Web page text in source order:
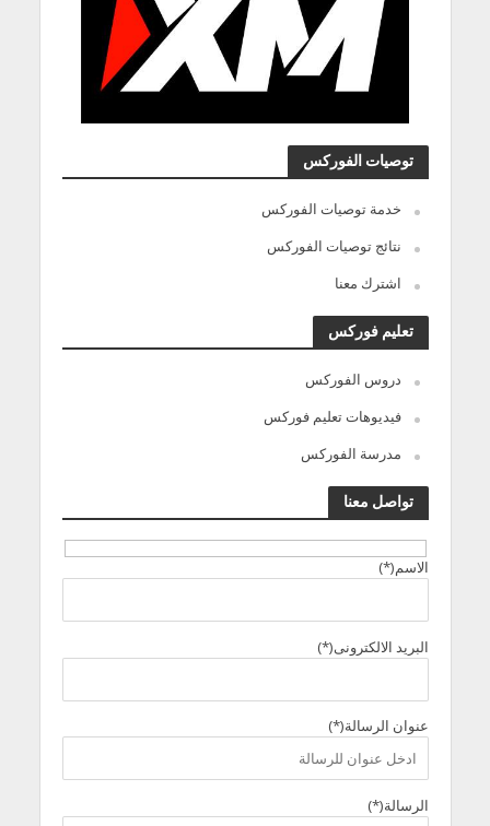
توصيات الفوركس
خدمة توصيات الفوركس
نتائج توصيات الفوركس
اشترك معنا
تعليم فوركس
دروس الفوركس
فيديوهات تعليم فوركس
مدرسة الفوركس
تواصل معنا
الاسم(*)
البريد الالكترونى(*)
عنوان الرسالة(*)
الرسالة(*)